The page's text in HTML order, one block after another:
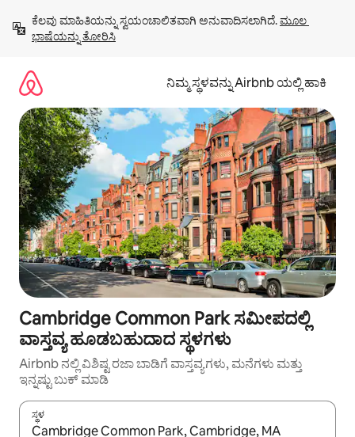
ಹೋಗಿ
ಕೆಲವು ಮಾಹಿತಿಯನ್ನು ಸ್ವಯಂಚಾಲಿತವಾಗಿ ಅನುವಾದಿಸಲಾಗಿದೆ. ಮೂಲ
ಭಾಷೆಯನ್ನು ತೋರಿಸಿ
ನಿಮ್ಮ ಸ್ಥಳವನ್ನು Airbnb ಯಲ್ಲಿ ಹಾಕಿ
Cambridge Common Park ಸಮೀಪದಲ್ಲಿ
ವಾಸ್ತವ್ಯ ಹೂಡಬಹುದಾದ ಸ್ಥಳಗಳು
Airbnb ನಲ್ಲಿ ವಿಶಿಷ್ಟ ರಜಾ ಬಾಡಿಗೆ ವಾಸ್ತವ್ಯಗಳು, ಮನೆಗಳು ಮತ್ತು
ಇನ್ನಷ್ಟು ಬುಕ್ ಮಾಡಿ
ಸ್ಥಳ
ಫಲಿತಾಂಶಗಳು ಲಭ್ಯವಿರುವಾಗ, ಅಪ್ ಮತ್ತು ಡೌನ್ ಬಾಣದ ಕೀಲಿಗಳೊಂದಿಗೆ